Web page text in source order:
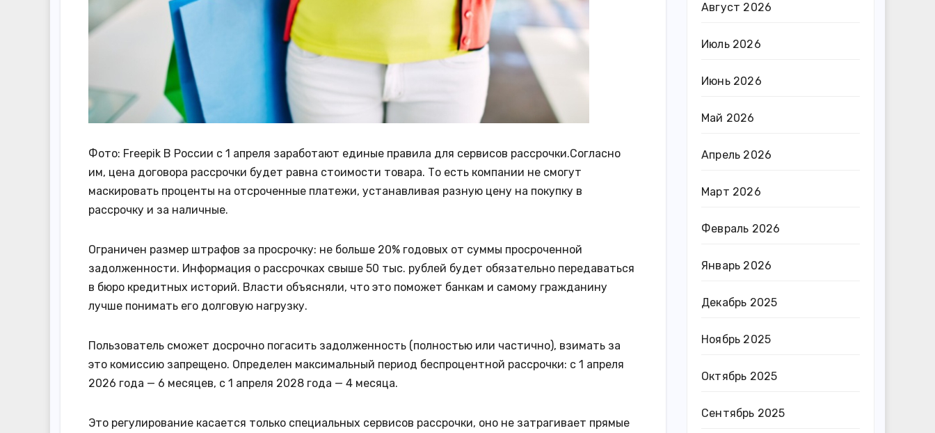
Фото: Freepik В России с 1 апреля заработают единые правила для сервисов рассрочки.Согласно
им, цена договора рассрочки будет равна стоимости товара. То есть компании не смогут
маскировать проценты на отсроченные платежи, устанавливая разную цену на покупку в
рассрочку и за наличные.
Ограничен размер штрафов за просрочку: не больше 20% годовых от суммы просроченной
задолженности. Информация о рассрочках свыше 50 тыс. рублей будет обязательно передаваться
в бюро кредитных историй. Власти объясняли, что это поможет банкам и самому гражданину
лучше понимать его долговую нагрузку.
Пользователь сможет досрочно погасить задолженность (полностью или частично), взимать за
это комиссию запрещено. Определен максимальный период беспроцентной рассрочки: с 1 апреля
2026 года — 6 месяцев, с 1 апреля 2028 года — 4 месяца.
Это регулирование касается только специальных сервисов рассрочки, оно не затрагивает прямые
Август 2026
Июль 2026
Июнь 2026
Май 2026
Апрель 2026
Март 2026
Февраль 2026
Январь 2026
Декабрь 2025
Ноябрь 2025
Октябрь 2025
Сентябрь 2025